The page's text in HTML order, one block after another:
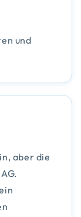
und
aber die